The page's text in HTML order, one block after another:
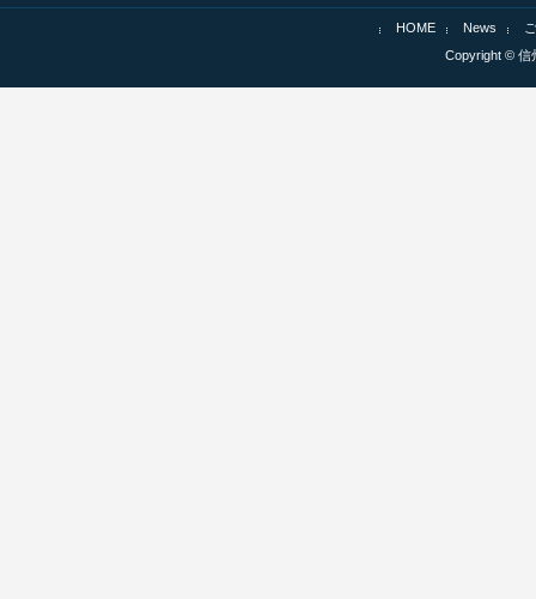
HOME News
Copyright © 信